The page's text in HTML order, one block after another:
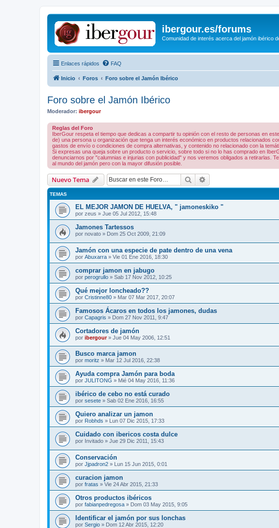
ibergour.es/forums
Comunidad de interés acerca del jamón ibérico
Enlaces rápidos FAQ
Inicio Foros Foro sobre el Jamón Ibérico
Foro sobre el Jamón Ibérico
Moderador: ibergour
Reglas del Foro
IberGour respeta el tiempo que dedicas a compartir tu opinión con el resto de personas en
de) una persona u organización que tenga un interés económico en productos relacionados
gastos de envío o condiciones de compra alternativas, y contenido no relacionado con la
Si expresas una queja sobre un producto o servicio, sobre todo si no lo has comprado en
denunciarnos por "calumnias e injurias con publicidad" y nos veremos obligados a retirarlas.
al mundo del jamón pero con la mayor difusión posible.
Nuevo Tema Buscar
TEMAS
EL MEJOR JAMON DE HUELVA, " jamoneskiko "
por zeus » Jue 05 Jul 2012, 15:48
Jamones Tartessos
por novato » Dom 25 Oct 2009, 21:09
Jamón con una especie de pate dentro de una vena
por Abuxarra » Vie 01 Ene 2016, 18:30
comprar jamon en jabugo
por perogrullo » Sab 17 Nov 2012, 10:25
Qué mejor loncheado??
por Cristinne80 » Mar 07 Mar 2017, 20:07
Famosos Ácaros en todos los jamones, dudas
por Capagris » Dom 27 Nov 2011, 9:47
Cortadores de jamón
por ibergour» Jue 04 May 2006, 12:51
Busco marca jamon
por moritz » Mar 12 Jul 2016, 22:38
Ayuda compra Jamón para boda
por JULITONG » Mié 04 May 2016, 11:36
ibérico de cebo no está curado
por sesete » Sab 02 Ene 2016, 16:55
Quiero analizar un jamon
por Robhds » Lun 07 Dic 2015, 17:33
Cuidado con ibericos costa dulce
por Invitado » Jue 29 Dic 2011, 15:43
Conservación
por Jjpadron2 » Lun 15 Jun 2015, 0:01
curacion jamon
por fratas » Vie 24 Abr 2015, 21:33
Otros productos ibéricos
por fabianpedregosa » Dom 03 May 2015, 9:05
Identificar el jamón por sus lonchas
por Sergio » Dom 12 Abr 2015, 12:20